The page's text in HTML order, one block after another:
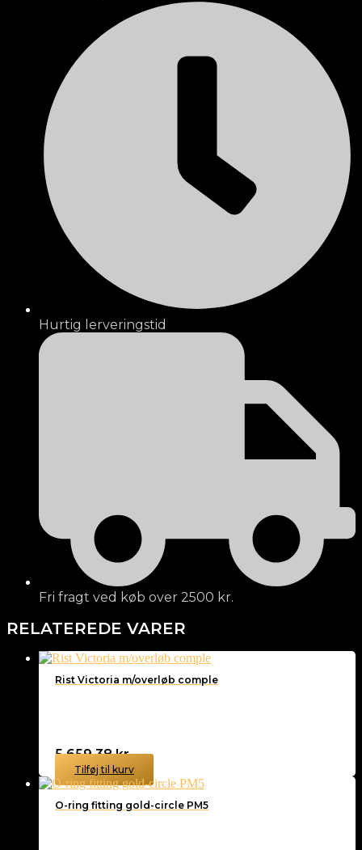
Hurtig lerveringstid
Fri fragt ved køb over 2500 kr.
RELATEREDE VARER
Rist Victoria m/overløb comple
5.659,38kr.
Tilføj til kurv
O-ring fitting gold-circle PM5